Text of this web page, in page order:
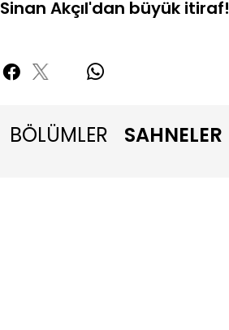
Sinan Akçıl'dan büyük itiraf!
BÖLÜMLER SAHNELER